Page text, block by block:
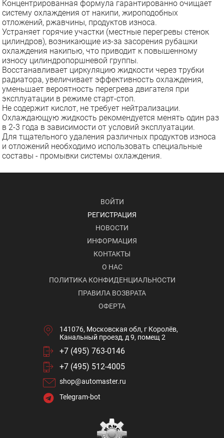
Концентрированная формула гарантированно очищает
систему охлаждения от накипи, жироподобных
отложений, ржавчины, продуктов износа.
Устраняет горячие участки (местные перегревы стенок
цилиндров), возникающие из-за засорения рубашки
охлаждения накипью, что приводит к повышенному
износу цилиндропоршневой группы.
Восстанавливает циркуляцию жидкости через трубки
радиатора, увеличивает эффективность охлаждения,
уменьшает вероятность перегрева двигателя при
эксплуатации в режиме старт-стоп.
Не содержит кислот, не требует нейтрализации.
Охлаждающую жидкость рекомендуется менять один раз
в 2-3 года в зависимости от условий эксплуатации.
Для тщательного удаления различных продуктов износа
и отложений необходимо использовать специальные
составы - промывки системы охлаждения.
ВОЙТИ
РЕГИСТРАЦИЯ
НОВОСТИ
ИНФОРМАЦИЯ
КОНТАКТЫ
О НАС
ПОЛИТИКА КОНФИДЕНЦИАЛЬНОСТИ
ПРАВИЛА ВОЗВРАТА
ОФЕРТА
141076, Московская обл, г Королёв,
Канальный проезд, д 9, помещ 2
+7 (495) 763-0146
+7 (495) 512-4005
shop@automaster.ru
Telegram-bot